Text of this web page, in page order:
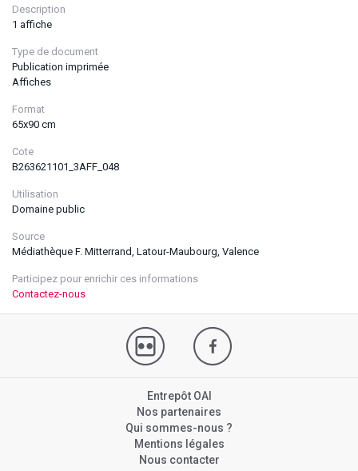
Description
1 affiche
Type de document
Publication imprimée
Affiches
Format
65x90 cm
Cote
B263621101_3AFF_048
Utilisation
Domaine public
Source
Médiathèque F. Mitterrand, Latour-Maubourg, Valence
Participez pour enrichir ces informations
Contactez-nous
Entrepôt OAI
Nos partenaires
Qui sommes-nous ?
Mentions légales
Nous contacter